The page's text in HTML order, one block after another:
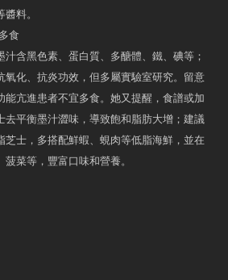
料。
食
含黑色素、蛋白質、多醣體、鐵、碘等；
氧化、抗炎功效，但多屬實驗室研究。留意
能亢進患者不宜多食。她又提醒，食譜或加
去平衡墨汁澀味，導致飽和脂肪大增；建議
芝士，多搭配鮮蝦、蜆肉等低脂海鮮，並在
菜等，豐富口味和營養。